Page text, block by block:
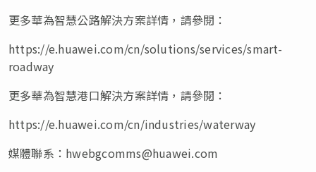
更多華為智慧公路解決方案詳情，請參閱：
https://e.huawei.com/cn/solutions/services/smart-
roadway
更多華為智慧港口解決方案詳情，請參閱：
https://e.huawei.com/cn/industries/waterway
媒體聯系： hwebgcomms@huawei.com